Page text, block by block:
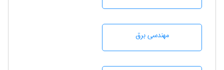
مهندسی برق